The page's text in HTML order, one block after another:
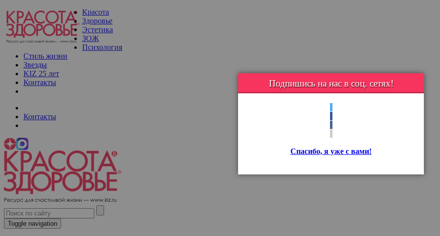
Красота
Здоровье
Эстетика
ЗОЖ
Психология
Стиль жизни
Звезды
KIZ 25 лет
Контакты
Контакты
Toggle navigation
Подпишись на нас в соц. сетях!
Спасибо, я уже с вами!